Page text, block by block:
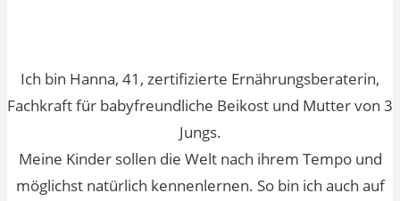
Ich bin Hanna, 41, zertifizierte Ernährungsberaterin,
Fachkraft für babyfreundliche Beikost und Mutter von 3
Jungs.
Meine Kinder sollen die Welt nach ihrem Tempo und
möglichst natürlich kennenlernen. So bin ich auch auf